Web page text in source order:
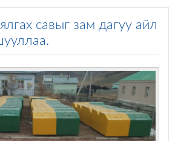
савыг зам дагуу айл